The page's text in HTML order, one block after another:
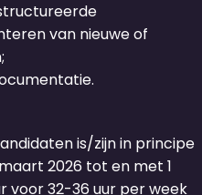
van nieuwe of
is/zijn in principe
2026 tot en met 1
voor 32-36 uur per week